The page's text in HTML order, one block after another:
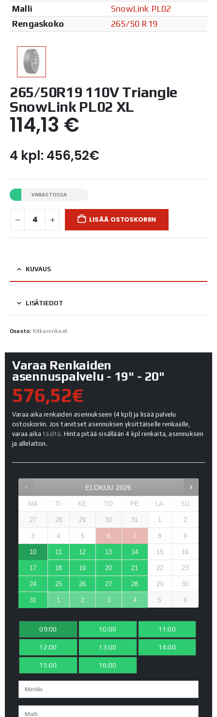
Malli
SnowLink PL02
Rengaskoko
265/50 R19
265/50R19 110V Triangle
SnowLink PL02 XL
114,13 €
4 kpl: 456,52€
VARASTOSSA
LISÄÄ OSTOSKORIIN
KUVAUS
LISÄTIEDOT
Osasto: Kitkarenkaat
Varaa Renkaiden
asennuspalvelu - 19" - 20"
576,52€
Varaa aika renkaiden asennukseen (4 kpl) ja lisää palvelu
ostoskoriin. Jos tarvitset asennuksen yksittäiselle renkaalle,
varaa aikatäältä. Hinta pitää sisällään 4 kpl renkaita, asennuksen
ja allelaiton.
ELOKUU 2026
MA TI KE TO PE LA SU
27 28 29 30 31 1 2
3 4 5 6 7 8 9
10 11 12 13 14 15 16
17 18 19 20 21 22 23
24 25 26 27 28 29 30
31 1 2 3 4 5 6
09:00 10:00 11:00
12:00 13:00 14:00
15:00 16:00